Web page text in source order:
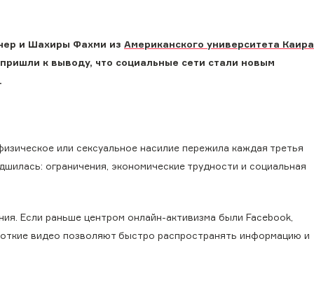
и Шахиры Фахми из Американского университета Каира
к выводу, что социальные сети стали новым
или сексуальное насилие пережила каждая третья
ограничения, экономические трудности и социальная
Если раньше центром онлайн-активизма были Facebook,
видео позволяют быстро распространять информацию и